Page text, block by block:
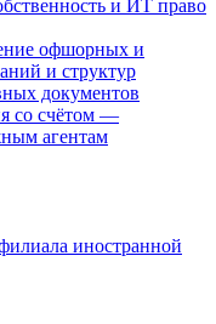
и ИТ право
офшорных и
и структур
документов
со счётом —
агентам
иностранной